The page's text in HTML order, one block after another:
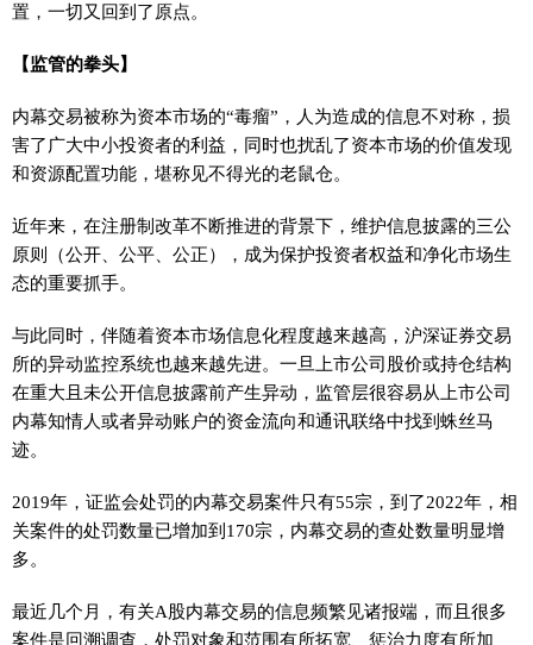
置，一切又回到了原点。
【监管的拳头】
内幕交易被称为资本市场的“毒瘤”，人为造成的信息不对称，损
害了广大中小投资者的利益，同时也扰乱了资本市场的价值发现
和资源配置功能，堪称见不得光的老鼠仓。
近年来，在注册制改革不断推进的背景下，维护信息披露的三公
原则（公开、公平、公正），成为保护投资者权益和净化市场生
态的重要抓手。
与此同时，伴随着资本市场信息化程度越来越高，沪深证券交易
所的异动监控系统也越来越先进。一旦上市公司股价或持仓结构
在重大且未公开信息披露前产生异动，监管层很容易从上市公司
内幕知情人或者异动账户的资金流向和通讯联络中找到蛛丝马
迹。
2019年，证监会处罚的内幕交易案件只有55宗，到了2022年，相
关案件的处罚数量已增加到170宗，内幕交易的查处数量明显增
多。
最近几个月，有关A股内幕交易的信息频繁见诸报端，而且很多
案件是回溯调查，处罚对象和范围有所拓宽、惩治力度有所加